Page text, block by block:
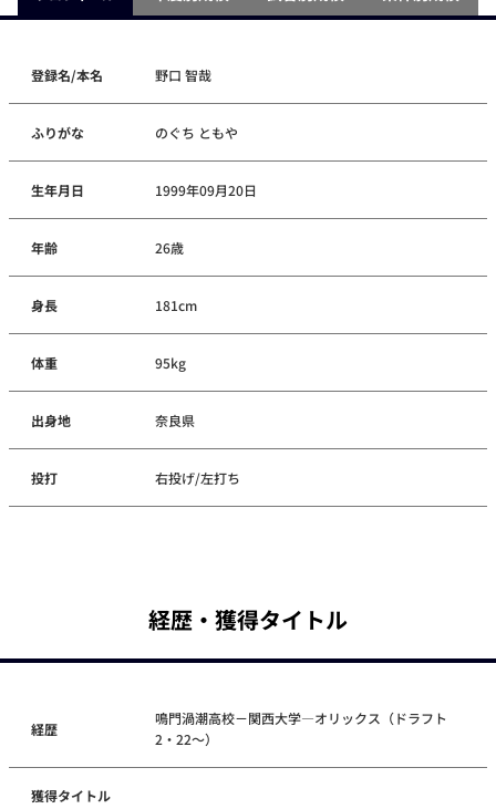
登録名/本名 野口 智哉
ふりがな のぐち ともや
生年月日 1999年09月20日
年齢 26歳
身長 181cm
体重 95kg
出身地 奈良県
投打 右投げ/左打ち
経歴・獲得タイトル
経歴
鳴門渦潮高校－関西大学―オリックス（ドラフト
2・22～）
獲得タイトル